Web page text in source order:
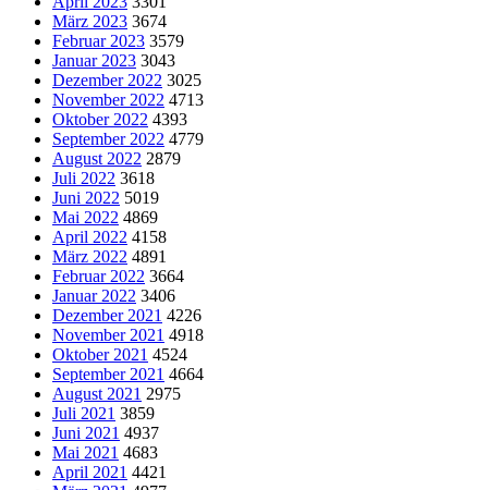
März 2023 3674
Februar 2023 3579
Januar 2023 3043
Dezember 2022 3025
November 2022 4713
Oktober 2022 4393
September 2022 4779
August 2022 2879
Juli 2022 3618
Juni 2022 5019
Mai 2022 4869
April 2022 4158
März 2022 4891
Februar 2022 3664
Januar 2022 3406
Dezember 2021 4226
November 2021 4918
Oktober 2021 4524
September 2021 4664
August 2021 2975
Juli 2021 3859
Juni 2021 4937
Mai 2021 4683
April 2021 4421